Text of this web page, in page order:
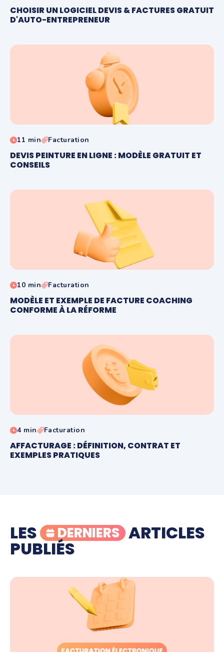
CHOISIR UN LOGICIEL DEVIS & FACTURES GRATUIT
D'AUTO-ENTREPRENEUR
11 min Facturation
DEVIS PEINTURE EN LIGNE : MODÈLE GRATUIT ET
CONSEILS
10 min Facturation
MODÈLE ET EXEMPLE DE FACTURE COACHING
CONFORME À LA RÉFORME
4 min Facturation
AFFACTURAGE : DÉFINITION, CONTRAT ET
EXEMPLES PRATIQUES
LES DERNIERS ARTICLES
PUBLIÉS